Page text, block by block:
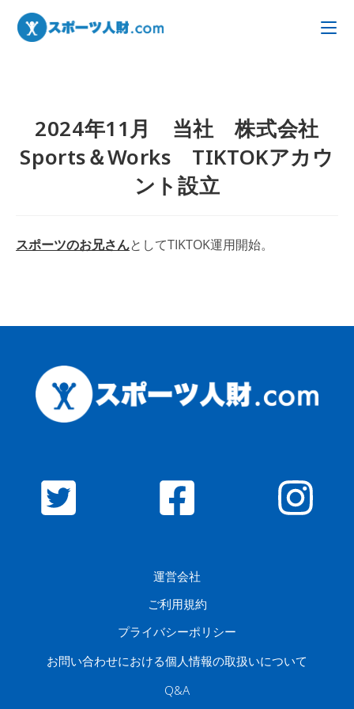
2024年11月 当社 株式会社
Sports＆Works TIKTOKアカウ
ント設立
スポーツのお兄さんとしてTIKTOK運用開始。
運営会社
ご利用規約
プライバシーポリシー
お問い合わせにおける個人情報の取扱いについて
Q&A